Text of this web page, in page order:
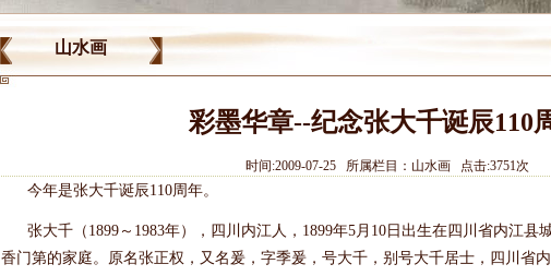
山水画
彩墨华章--纪念张大千诞辰110
时间:2009-07-25 所属栏目：山水画 点击:3751次
今年是张大千诞辰110周年。
张大千（1899～1983年），四川内江人，1899年5月10日出生在四川省内江县
香门第的家庭。原名张正权，又名爰，字季爰，号大千，别号大千居士，四川省